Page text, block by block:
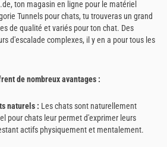
ton magasin en ligne pour le matériel
Tunnels pour chats, tu trouveras un grand
de qualité et variés pour ton chat. Des
d'escalade complexes, il y en a pour tous les
de nombreux avantages :
naturels : Les chats sont naturellement
pour chats leur permet d'exprimer leurs
actifs physiquement et mentalement.